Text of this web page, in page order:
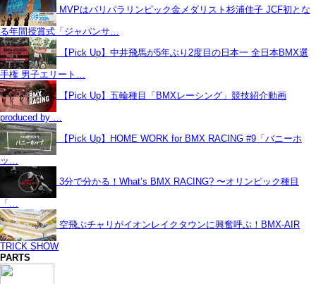
MVPはパリパラリンピック金メダリスト杉浦佳子 JCF初とな
る年間授賞式「ジャパンサ…
【Pick Up】中井飛馬が5年ぶり2度目の日本一 全日本BMX選
手権 男子エリート…
【Pick Up】五輪種目「BMXレーシング」競技紹介動画
produced by …
【Pick Up】HOME WORK for BMX RACING #9「バニーホ
ッ…
3分で分かる！What’s BMX RACING? 〜オリンピック種目
「…
空飛ぶチャリがイオンレイクタウンに興奮呼ぶ！BMX-AIR
TRICK SHOW
PARTS